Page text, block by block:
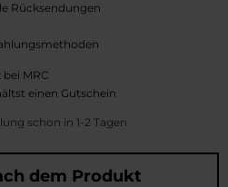
Rücksendungen
MRC
einen Gutschein
schon in 1-2 Tagen
dem Produkt